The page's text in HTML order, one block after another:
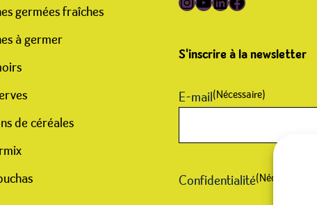
germées fraîches
à germer
de céréales
S'inscrire à la newsletter
E-mail (Nécessaire)
Confidentialité(Nécessaire)